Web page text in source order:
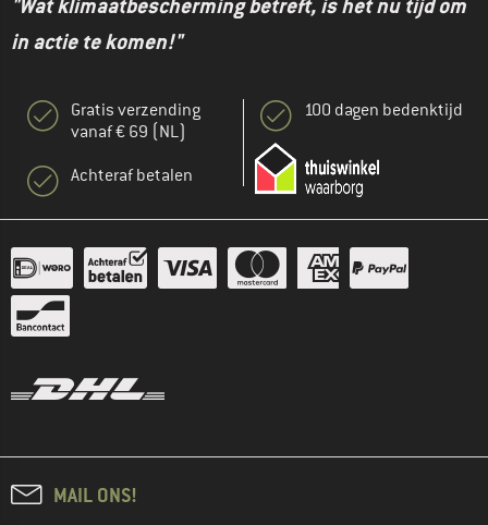
"Wat klimaatbescherming betreft, is het nu tijd om
in actie te komen!"
Gratis verzending
vanaf € 69 (NL)
Achteraf betalen
100 dagen bedenktijd
MAIL ONS!